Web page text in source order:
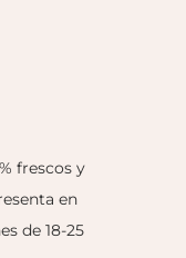
frescos y
en
de 18-25